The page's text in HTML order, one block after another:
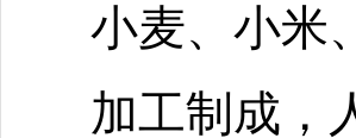
小麦、小米
加工制成，